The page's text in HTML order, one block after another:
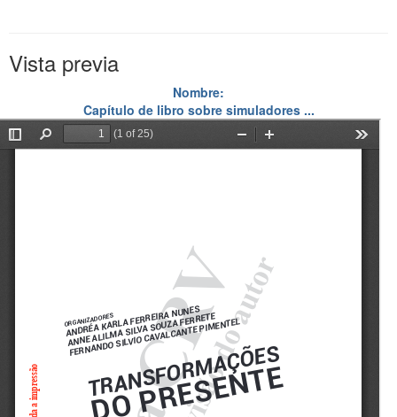
Vista previa
Nombre:
Capítulo de libro sobre simuladores ...